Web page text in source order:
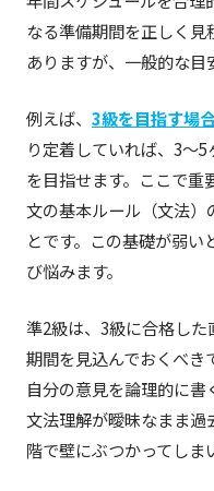
なる準備期間を正しく見
ありますが、一般的な目
例えば、 3級を目指す場
り定着していれば、3〜
を目指せます。ここで重
文の基本ルール（文法）
とです。この基礎が弱い
び悩みます。
準2級は、3級に合格し
期間を見込んでおくべき
自分の意見を論理的に
文法理解が曖昧なまま
階で壁にぶつかってしま